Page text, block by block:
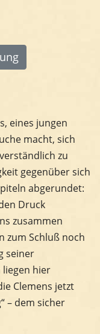
eines jungen
macht, sich
zu
gegenüber sich
abgerundet:
Druck
zusammen
zum Schluß noch
seiner
liegen hier
Clemens jetzt
– dem sicher